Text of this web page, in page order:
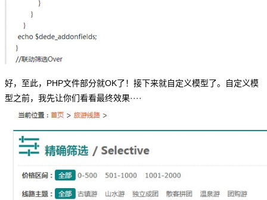
好，至此，PHP文件部分就OK了！接下来就自定义模型了。自定义模
型之前，我先让你们看看最终效果····